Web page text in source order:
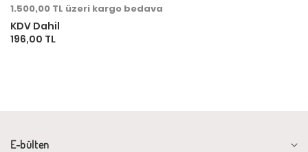
1.500,00 TL üzeri kargo bedava
KDV Dahil
196,00 TL
E-bülten